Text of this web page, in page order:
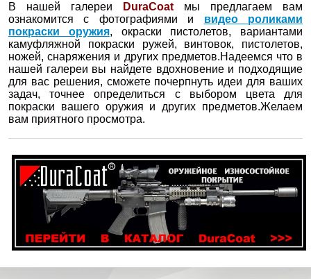
В нашей галереи DuraCoat мы предлагаем вам
ознакомится с фотографиями и видео роликами
покраски оружия, окраски пистолетов, вариантами
камуфляжной покраски ружей, винтовок, пистолетов,
ножей, снаряжения и других предметов.Надеемся что в
нашей галереи вы найдете вдохновение и подходящие
для вас решения, сможете почерпнуть идеи для ваших
задач, точнее определиться с выбором цвета для
покраски вашего оружия и других предметов.Желаем
вам приятного просмотра.